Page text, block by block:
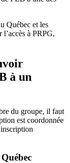
Québec et les
à PRPG,
à un
du groupe, il faut
est coordonnée